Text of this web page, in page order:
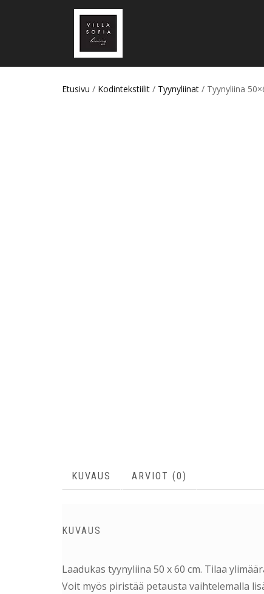
Etusivu / Kodintekstiilit / Tyynyliinat / Tyynyliina
KUVAUS ARVIOT (0)
KUVAUS
Laadukas tyynyliina 50 x 60 cm. Tilaa
Voit myös piristää petausta vaihtelemalla